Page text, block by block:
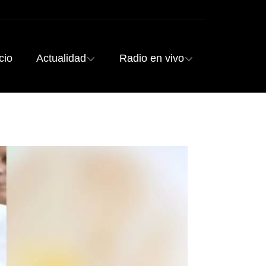
Actualidad Radio en vivo